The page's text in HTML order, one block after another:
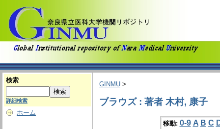
検索
詳細検索
ホーム
GINMU >
ブラウズ : 著者 木村, 康子
移動: 0-9 A B C